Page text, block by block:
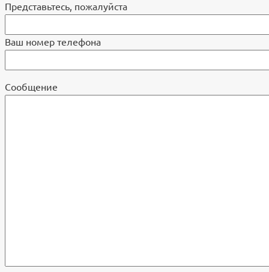
Представьтесь, пожалуйста
Ваш номер телефона
Cообщение